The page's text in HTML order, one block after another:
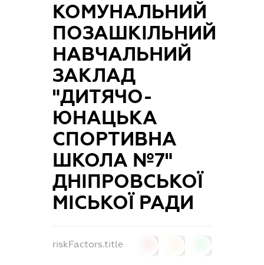
КОМУНАЛЬНИЙ
ПОЗАШКІЛЬНИЙ
НАВЧАЛЬНИЙ
ЗАКЛАД
"ДИТЯЧО-
ЮНАЦЬКА
СПОРТИВНА
ШКОЛА №7"
ДНІПРОВСЬКОЇ
МІСЬКОЇ РАДИ
riskFactors.title